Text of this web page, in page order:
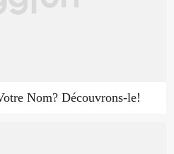
Nom? Découvrons-le!